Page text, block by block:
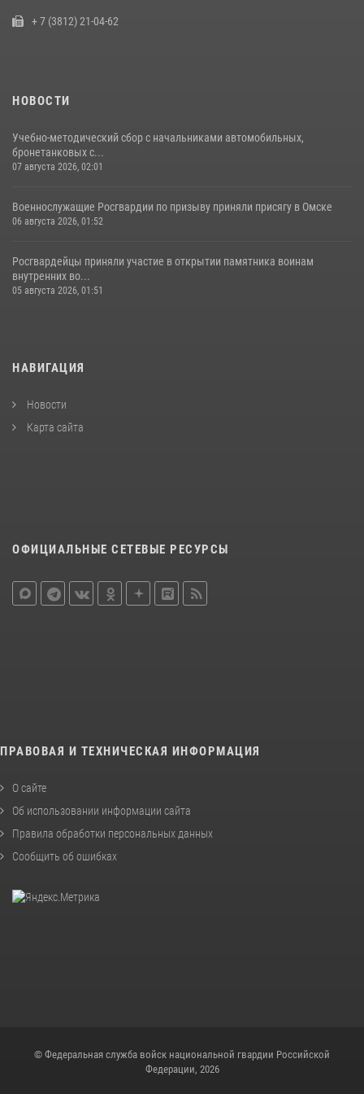
+ 7 (3812) 21-04-62
НОВОСТИ
Учебно-методический сбор с начальниками автомобильных,
бронетанковых с...
07 августа 2026, 02:01
Военнослужащие Росгвардии по призыву приняли присягу в Омске
06 августа 2026, 01:52
Росгвардейцы приняли участие в открытии памятника воинам
внутренних во...
05 августа 2026, 01:51
НАВИГАЦИЯ
Новости
Карта сайта
ОФИЦИАЛЬНЫЕ СЕТЕВЫЕ РЕСУРСЫ
ПРАВОВАЯ И ТЕХНИЧЕСКАЯ ИНФОРМАЦИЯ
О сайте
Об использовании информации сайта
Правила обработки персональных данных
Сообщить об ошибках
© Федеральная служба войск национальной гвардии Российской
Федерации, 2026